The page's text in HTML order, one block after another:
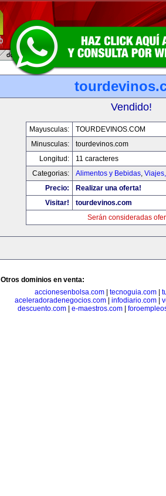
Vendido!
Mayusculas:
TOURDEVINOS.COM
Minusculas:
tourdevinos.com
Longitud:
11 caracteres
Categorias:
Alimentos y Bebidas,
Precio:
Realizar una oferta!
Visitar!
tourdevinos.com
Serán consideradas
Otros dominios en venta:
accionesenbolsa.com
tecnoguia.com
aceleradoradenegocios.com| infodiario.com|
descuento.com
e-maestros.com